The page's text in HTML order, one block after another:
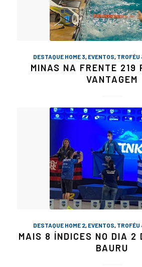
DESTAQUE HOME 3, EVENTOS, TROFÉU
MINAS NA FRENTE 219
VANTAGEM
DESTAQUE HOME 2, EVENTOS, TROFÉU
MAIS 8 ÍNDICES NO DIA 2
BAURU